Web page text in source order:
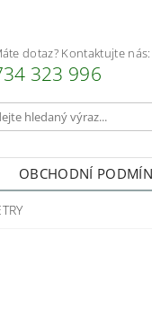
dotaz? Kontaktujte nás:
323 996
OBCHODNÍ